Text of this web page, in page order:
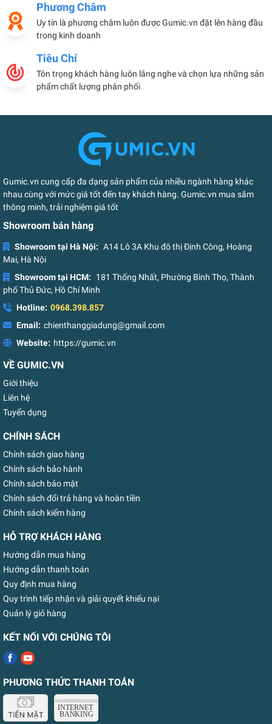
Phương Châm
Uy tín là phương châm luôn được Gumic.vn đặt lên hàng đầu
trong kinh doanh
Tiêu Chí
Tôn trọng khách hàng luôn lắng nghe và chọn lựa những sản
phẩm chất lượng phân phối
Gumic.vn cung cấp đa dạng sản phẩm của nhiều ngành hàng khác
nhau cùng với mức giá tốt đến tay khách hàng. Gumic.vn mua sắm
thông minh, trải nghiệm giá tốt
Showroom bán hàng
Showroom tại Hà Nội: A14 Lô 3A Khu đô thị Định Công, Hoàng
Mai, Hà Nội
Showroom tại HCM:
181 Thống Nhất, Phường Bình Thọ, Thành
phố Thủ Đức, Hồ Chí Minh
Hotline: 0968.398.857
Email: chienthanggiadung@gmail.com
Website: https://gumic.vn
VỀ GUMIC.VN
Giới thiệu
Liên hệ
Tuyển dụng
CHÍNH SÁCH
Chính sách giao hàng
Chính sách bảo hành
Chính sách bảo mật
Chính sách đổi trả hàng và hoàn tiền
Chính sách kiểm hàng
HỖ TRỢ KHÁCH HÀNG
Hướng dẫn mua hàng
Hướng dẫn thanh toán
Quy định mua hàng
Quy trình tiếp nhận và giải quyết khiếu nại
Quản lý giỏ hàng
KẾT NỐI VỚI CHÚNG TÔI
PHƯƠNG THỨC THANH TOÁN